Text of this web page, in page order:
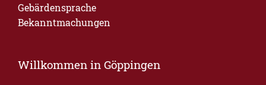
Gebärdensprache
Bekanntmachungen
Willkommen in Göppingen